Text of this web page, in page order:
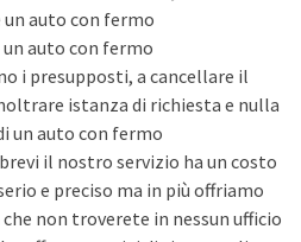
auto con fermo
auto con fermo
i presupposti, a cancellare il
istanza di richiesta e nulla
un auto con fermo
il nostro servizio ha un costo
e preciso ma in più offriamo
non troverete in nessun ufficio